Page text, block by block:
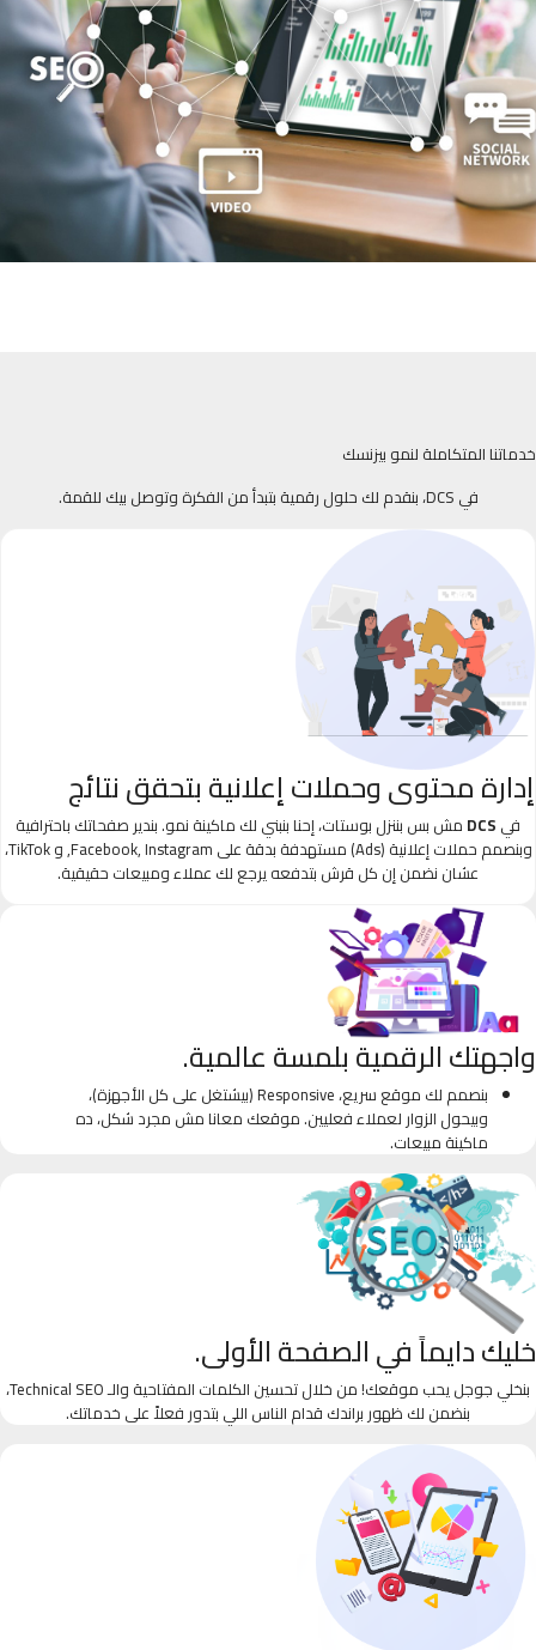
خدماتنا المتكاملة لنمو بيزنسك
في DCS، بنقدم لك حلول رقمية بتبدأ من الفكرة وتوصل بيك للقمة.
إدارة محتوى وحملات إعلانية بتحقق نتائج
في DCS مش بس بننزل بوستات، إحنا بنبني لك ماكينة نمو. بندير صفحاتك باحترافية
وبنصمم حملات إعلانية (Ads) مستهدفة بدقة على Facebook, Instagram, و TikTok،
عشان نضمن إن كل قرش بتدفعه يرجع لك عملاء ومبيعات حقيقية.
واجهتك الرقمية بلمسة عالمية.
بنصمم لك موقع سريع، Responsive (بيشتغل على كل الأجهزة)،
وبيحول الزوار لعملاء فعليين. موقعك معانا مش مجرد شكل، ده
ماكينة مبيعات.
خليك دايماً في الصفحة الأولى.
بنخلي جوجل يحب موقعك! من خلال تحسين الكلمات المفتاحية والـ Technical SEO،
بنضمن لك ظهور براندك قدام الناس اللي بتدور فعلاً على خدماتك.